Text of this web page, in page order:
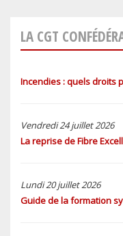
LA CGT
Incendies : quels droits
Vendredi 24 juillet 2026
La reprise de Fibre
Lundi 20 juillet 2026
Guide de la formation